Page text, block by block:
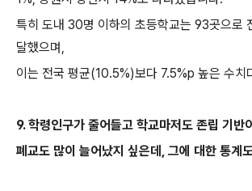
특히 도내 30명 이하의 초등학교는 93곳으로
달했으며,
이는 전국 평균(10.5%)보다 7.5%p 높은 수치
9.학령인구가 줄어들고 학교마저도 존립 기반
폐교도 많이 늘어났지 싶은데 , 그에 대한 통계